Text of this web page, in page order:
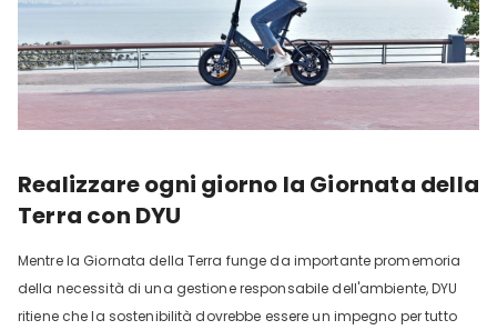
Realizzare ogni giorno la Giornata della
Terra con DYU
Mentre la Giornata della Terra funge da importante promemoria
della necessità di una gestione responsabile dell'ambiente, DYU
ritiene che la sostenibilità dovrebbe essere un impegno per tutto